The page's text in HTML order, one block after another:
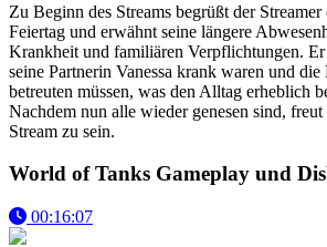
Zu Beginn des Streams begrüßt der
Feiertag und erwähnt seine längere
Krankheit und familiären Verpflichtungen. Er
seine Partnerin Vanessa krank waren und
betreuten müssen, was den Alltag erheblich
Nachdem nun alle wieder genesen sind,
Stream zu sein.
World of Tanks Gameplay und
00:16:07